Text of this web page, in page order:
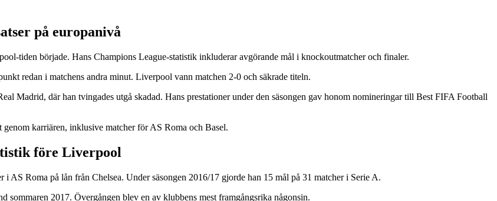
på europanivå
tiden började. Hans Champions League-statistik inkluderar avgörande mål i knockoutmatcher och finaler.
redan i matchens andra minut. Liverpool vann matchen 2-0 och säkrade titeln.
Madrid, där han tvingades utgå skadad. Hans prestationer under den säsongen gav honom nomineringar till Best FIFA Football
karriären, inklusive matcher för AS Roma och Basel.
före Liverpool
AS Roma på lån från Chelsea. Under säsongen 2016/17 gjorde han 15 mål på 31 matcher i Serie A.
2017. Övergången blev en av klubbens mest framgångsrika någonsin.